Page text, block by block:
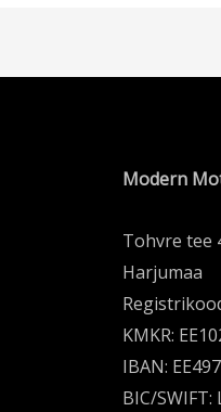
Modern
Tohvre tee
Harjumaa
KMKR:
IBAN:
BIC/SWIFT: